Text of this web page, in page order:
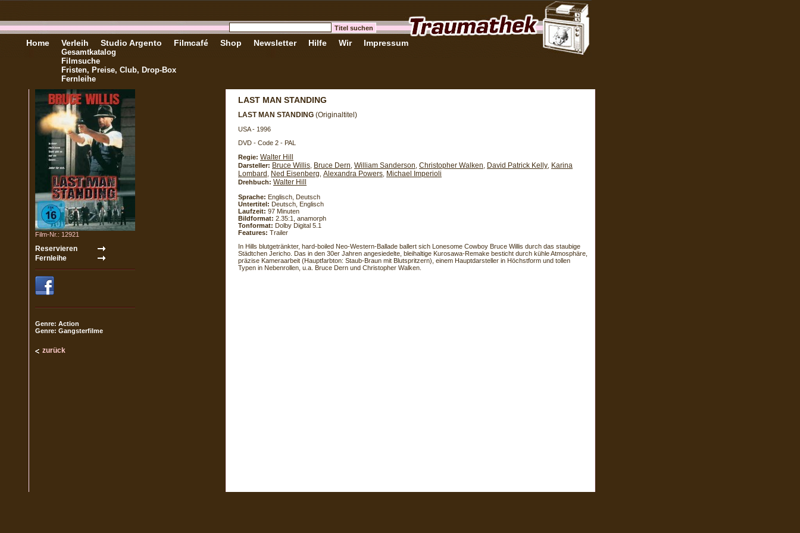
Home Verleih
Gesamtkatalog
Filmsuche
Fristen, Preise, Club, Drop-Box
Fernleihe
Studio Argento Filmcafé Shop Newsletter Hilfe Wir Impressum
Film-Nr.: 12921
Genre: Action
Genre: Gangsterfilme
zurück
LAST MAN STANDING
LAST MAN STANDING (Originaltitel)
USA - 1996
DVD - Code 2 - PAL
Regie: Walter Hill
Darsteller: Bruce Willis Bruce Dern William Sanderson Christopher Walken David Patrick Kelly Karina
Lombard
Ned Eisenberg Alexandra Powers Michael Imperioli
Drehbuch: Walter Hill
Sprache: Englisch, Deutsch
Untertitel: Deutsch, Englisch
Laufzeit: 97 Minuten
Bildformat: 2.35:1, anamorph
Tonformat: Dolby Digital 5.1
Features: Trailer
In Hills blutgetränkter, hard-boiled Neo-Western-Ballade ballert sich Lonesome Cowboy Bruce Willis durch das staubige
Städtchen Jericho. Das in den 30er Jahren angesiedelte, bleihaltige Kurosawa-Remake besticht durch kühle Atmosphäre,
präzise Kameraarbeit (Hauptfarbton: Staub-Braun mit Blutspritzern), einem Hauptdarsteller in Höchstform und tollen
Typen in Nebenrollen, u.a. Bruce Dern und Christopher Walken.